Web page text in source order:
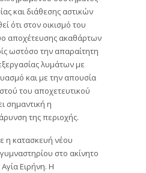
και διάθεσης αστικών
ότι στον οικισμό του
αποχέτευσης ακαθάρτων
ωστόσο την απαραίτητη
λυμάτων με
και με την απουσία
του αποχετευτικού
σημαντική η
της περιοχής.
η κατασκευή νέου
στο ακίνητο
Αγία Ειρήνη. Η